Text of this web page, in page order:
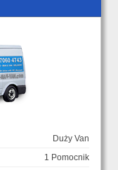
Duży Van
1 Pomocnik